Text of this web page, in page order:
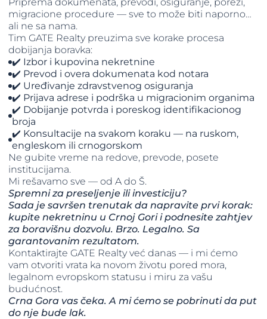
migracione procedure — sve to može biti naporno…
ali ne sa nama.
Tim GATE Realty preuzima sve korake procesa
dobijanja boravka:
✔️ Izbor i kupovina nekretnine
✔️ Prevod i overa dokumenata kod notara
✔️ Uređivanje zdravstvenog osiguranja
✔️ Prijava adrese i podrška u migracionim organima
✔️ Dobijanje potvrda i poreskog identifikacionog
broja
✔️ Konsultacije na svakom koraku — na ruskom,
engleskom ili crnogorskom
Ne gubite vreme na redove, prevode, posete
institucijama.
Mi rešavamo sve — od A do Š.
Spremni za preseljenje ili investiciju?
Sada je savršen trenutak da napravite prvi korak:
kupite nekretninu u Crnoj Gori i podnesite zahtjev
za boravišnu dozvolu. Brzo. Legalno. Sa
garantovanim rezultatom.
Kontaktirajte GATE Realty već danas — i mi ćemo
vam otvoriti vrata ka novom životu pored mora,
legalnom evropskom statusu i miru za vašu
budućnost.
Crna Gora vas čeka. A mi ćemo se pobrinuti da put
do nje bude lak.